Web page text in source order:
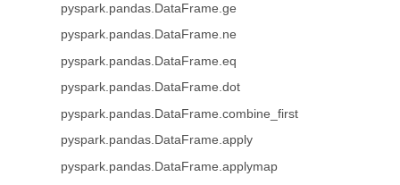
pyspark.pandas.DataFrame.ge
pyspark.pandas.DataFrame.ne
pyspark.pandas.DataFrame.eq
pyspark.pandas.DataFrame.dot
pyspark.pandas.DataFrame.combine_first
pyspark.pandas.DataFrame.apply
pyspark.pandas.DataFrame.applymap